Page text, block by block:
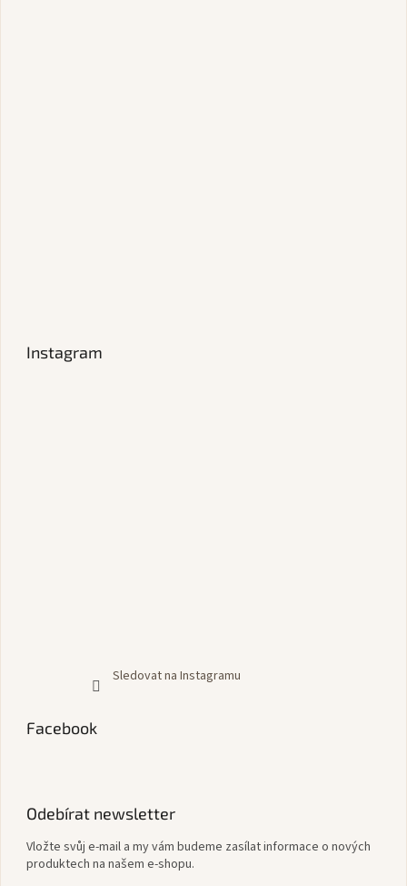
Instagram
Sledovat na Instagramu
Facebook
Odebírat newsletter
Vložte svůj e-mail a my vám budeme zasílat informace o nových
produktech na našem e-shopu.